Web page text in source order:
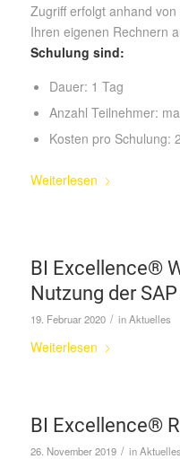
Zugriff erfolgt anhand
Ihren eigenen Rechnern
Schulung sind:
Dauer: 1 Tag
Anzahl Teilnehmer:
Kosten pro Schulung:
Weiterlesen
BI Excellence®
Nutzung der
19. Februar 2020 / inAktuelles
Weiterlesen
BI Excellence®
26. November 2019 / inAktuelles